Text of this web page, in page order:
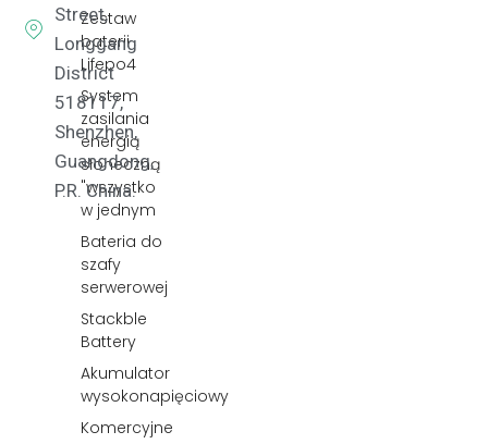
Zestaw
baterii
Lifepo4
System
zasilania
energią
słoneczną
"wszystko
w jednym
Bateria do
szafy
serwerowej
Stackble
Battery
Akumulator
wysokonapięciowy
Komercyjne
Street,
Longgang
District
518117,
Shenzhen,
Guangdong,
P.R. China.